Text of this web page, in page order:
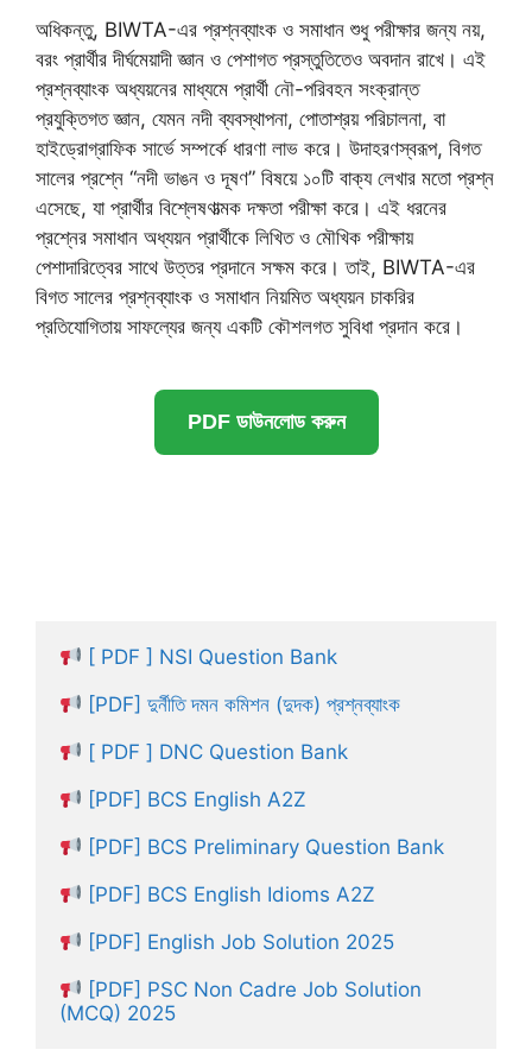
অধিকন্তু, BIWTA-এর প্রশ্নব্যাংক ও সমাধান শুধু পরীক্ষার জন্য নয়,
বরং প্রার্থীর দীর্ঘমেয়াদী জ্ঞান ও পেশাগত প্রস্তুতিতেও অবদান রাখে। এই
প্রশ্নব্যাংক অধ্যয়নের মাধ্যমে প্রার্থী নৌ-পরিবহন সংক্রান্ত
প্রযুক্তিগত জ্ঞান, যেমন নদী ব্যবস্থাপনা, পোতাশ্রয় পরিচালনা, বা
হাইড্রোগ্রাফিক সার্ভে সম্পর্কে ধারণা লাভ করে। উদাহরণস্বরূপ, বিগত
সালের প্রশ্নে “নদী ভাঙন ও দূষণ” বিষয়ে ১০টি বাক্য লেখার মতো প্রশ্ন
এসেছে, যা প্রার্থীর বিশ্লেষণাত্মক দক্ষতা পরীক্ষা করে। এই ধরনের
প্রশ্নের সমাধান অধ্যয়ন প্রার্থীকে লিখিত ও মৌখিক পরীক্ষায়
পেশাদারিত্বের সাথে উত্তর প্রদানে সক্ষম করে। তাই, BIWTA-এর
বিগত সালের প্রশ্নব্যাংক ও সমাধান নিয়মিত অধ্যয়ন চাকরির
প্রতিযোগিতায় সাফল্যের জন্য একটি কৌশলগত সুবিধা প্রদান করে।
PDF ডাউনলোড করুন
[ PDF ] NSI Question Bank
[PDF] দুর্নীতি দমন কমিশন (দুদক) প্রশ্নব্যাংক
[ PDF ] DNC Question Bank
[PDF] BCS English A2Z
[PDF] BCS Preliminary Question Bank
[PDF] BCS English Idioms A2Z
[PDF] English Job Solution 2025
[PDF] PSC Non Cadre Job Solution
(MCQ) 2025